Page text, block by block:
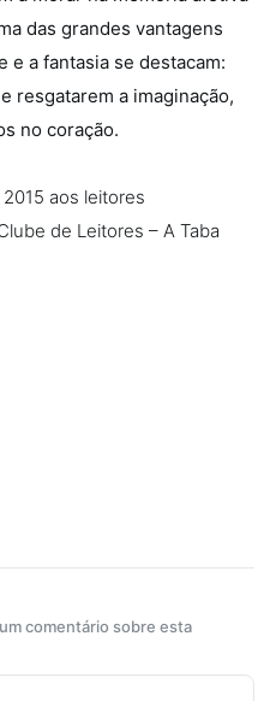
das grandes vantagens
e a fantasia se destacam:
resgatarem a imaginação,
no coração.
aos leitores
de Leitores – A Taba
comentário sobre esta